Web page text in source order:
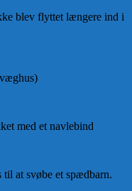
blev flyttet længere ind i
med et navlebind
til at svøbe et spædbarn.